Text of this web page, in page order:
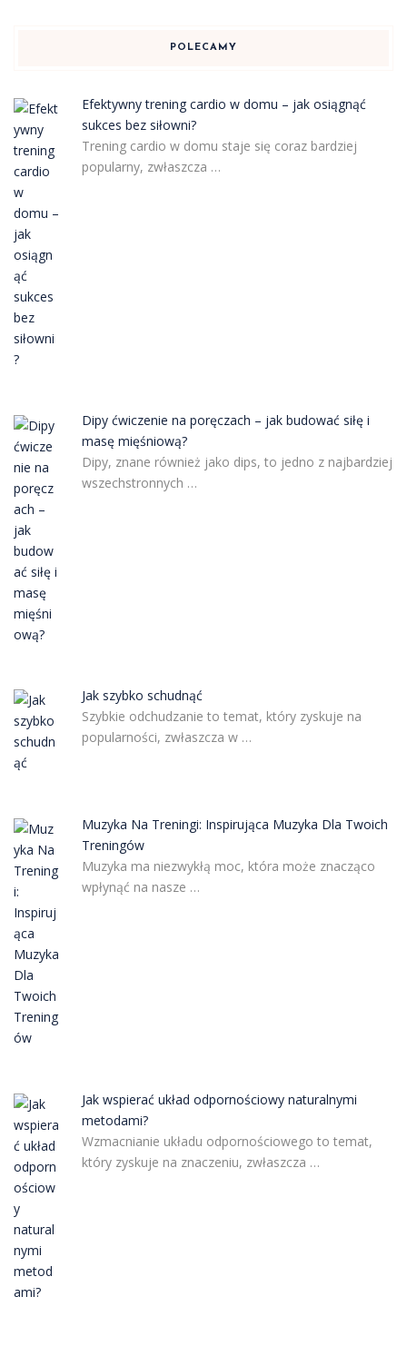
POLECAMY
Efektywny trening cardio w domu – jak osiągnąć
sukces bez siłowni?
Trening cardio w domu staje się coraz bardziej
popularny, zwłaszcza …
Dipy ćwiczenie na poręczach – jak budować siłę i
masę mięśniową?
Dipy, znane również jako dips, to jedno z najbardziej
wszechstronnych …
Jak szybko schudnąć
Szybkie odchudzanie to temat, który zyskuje na
popularności, zwłaszcza w …
Muzyka Na Treningi: Inspirująca Muzyka Dla Twoich
Treningów
Muzyka ma niezwykłą moc, która może znacząco
wpłynąć na nasze …
Jak wspierać układ odpornościowy naturalnymi
metodami?
Wzmacnianie układu odpornościowego to temat,
który zyskuje na znaczeniu, zwłaszcza …